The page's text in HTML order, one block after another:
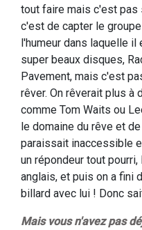
tout faire mais c'est pas
c'est de capter le
l'humeur dans laquelle il
super beaux disques,
Pavement, mais c'est
rêver. On rêverait plus
comme Tom Waits ou
le domaine du rêve et
paraissait inaccessible
un répondeur tout
anglais, et puis on a fini
billard avec lui ! Donc
Mais vous n'avez pas